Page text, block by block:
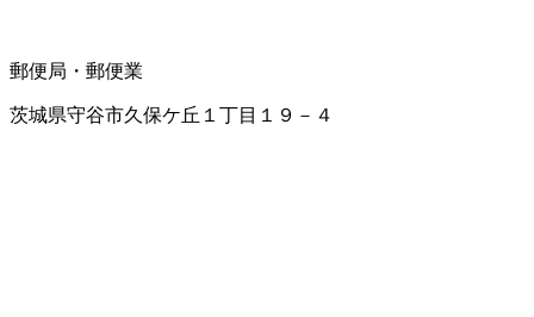
郵便局・郵便業
茨城県守谷市久保ケ丘１丁目１９－４